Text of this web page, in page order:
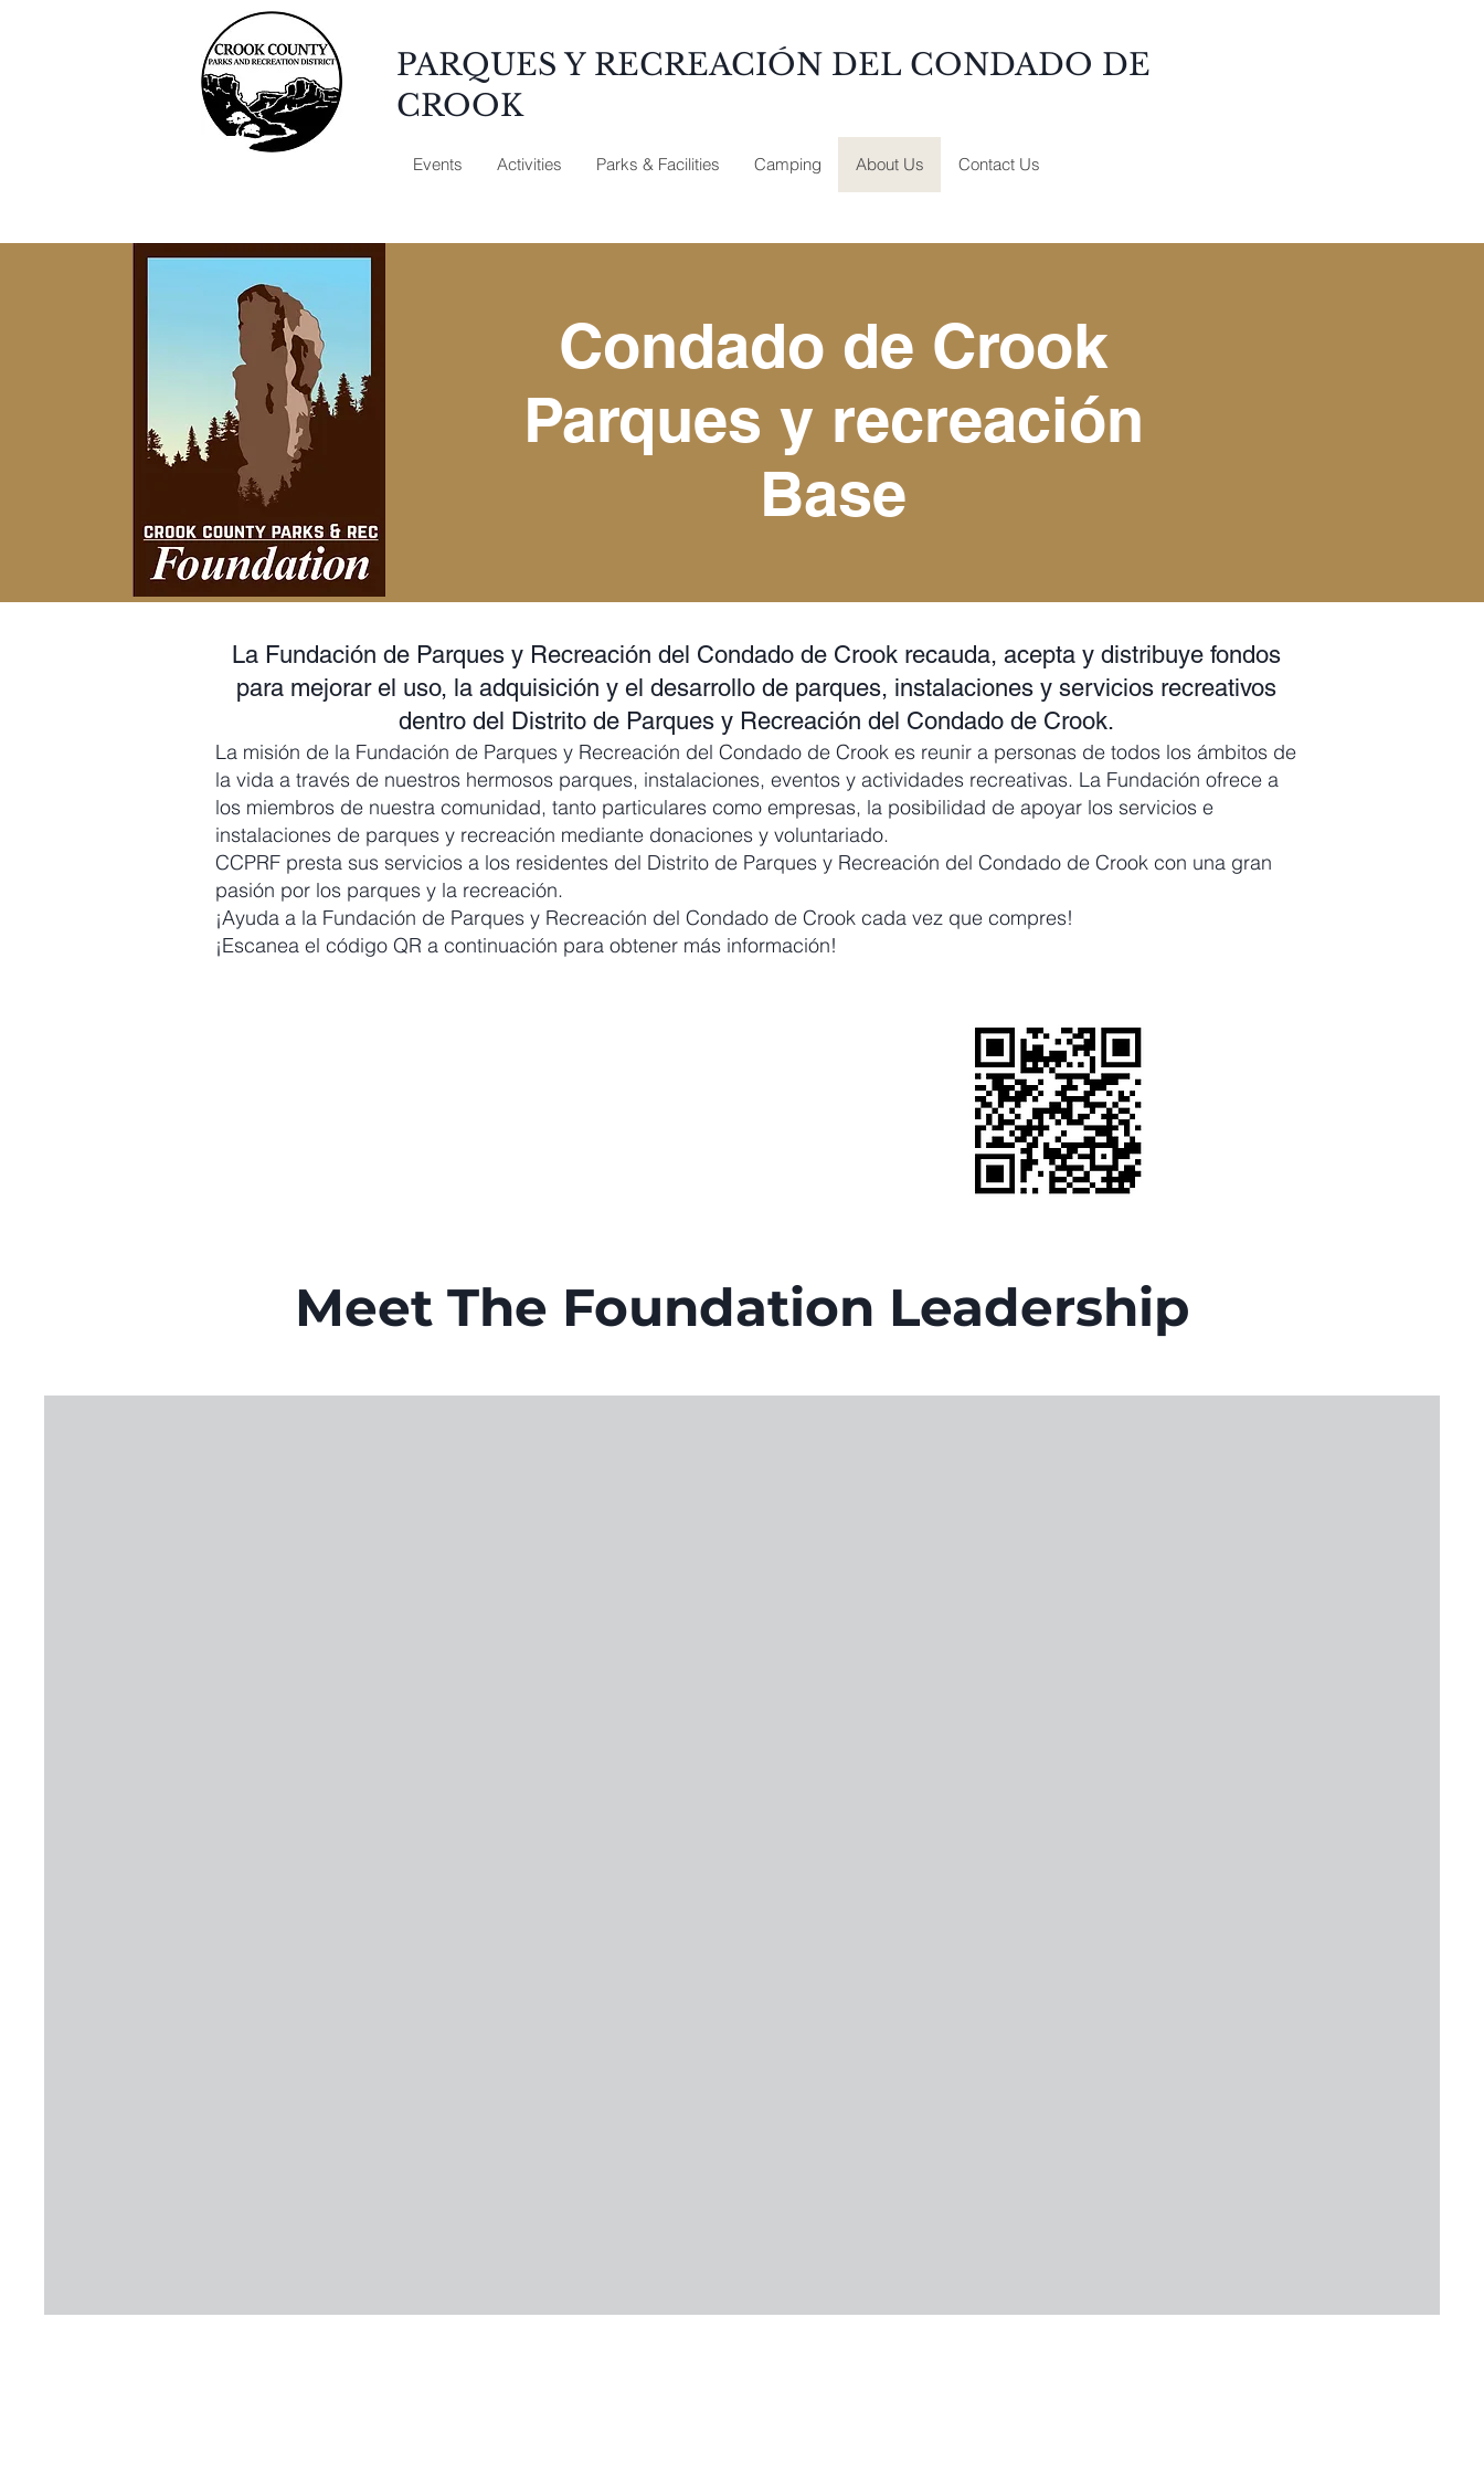
PARQUES Y RECREACIÓN DEL CONDADO DE
CROOK
Events Activities Parks & Facilities Camping About Us Contact Us
Condado de Crook
Parques y recreación
Base
La Fundación de Parques y Recreación del Condado de Crook recauda, acepta y distribuye fondos
para mejorar el uso, la adquisición y el desarrollo de parques, instalaciones y servicios recreativos
dentro del Distrito de Parques y Recreación del Condado de Crook.
La misión de la Fundación de Parques y Recreación del Condado de Crook es reunir a personas de todos los ámbitos de
la vida a través de nuestros hermosos parques, instalaciones, eventos y actividades recreativas. La Fundación ofrece a
los miembros de nuestra comunidad, tanto particulares como empresas, la posibilidad de apoyar los servicios e
instalaciones de parques y recreación mediante donaciones y voluntariado.
CCPRF presta sus servicios a los residentes del Distrito de Parques y Recreación del Condado de Crook con una gran
pasión por los parques y la recreación.
¡Ayuda a la Fundación de Parques y Recreación del Condado de Crook cada vez que compres!
¡Escanea el código QR a continuación para obtener más información!
Meet The Foundation Leadership